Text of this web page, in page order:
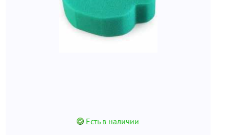
Есть в наличии